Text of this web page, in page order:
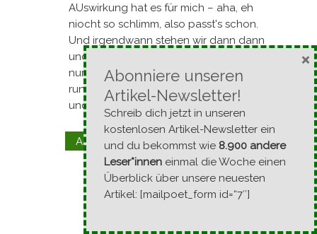
AUswirkung hat es für mich – aha, eh
niocht so schlimm, also passt's schon.
Und irgendwann stehen wir dann dann
und fragen uns (und leider eben auch
nur wenige): Wie kommt es, dass
rundherum alles aus dem Ruder läuft
und sich keiner aufregt?
Antworten↓ Kommentar melden
Michael Hartl
Beitrags
Autor
26. Mai 2011 um 10:09
Abonniere unseren
Artikel-Newsletter!
Schreib dich jetzt in unseren
kostenlosen Artikel-Newsletter ein
und du bekommst wie 8.900 andere
Leser*innen einmal die Woche einen
Überblick über unsere neuesten
Artikel: [mailpoet_form id=“7″]
×